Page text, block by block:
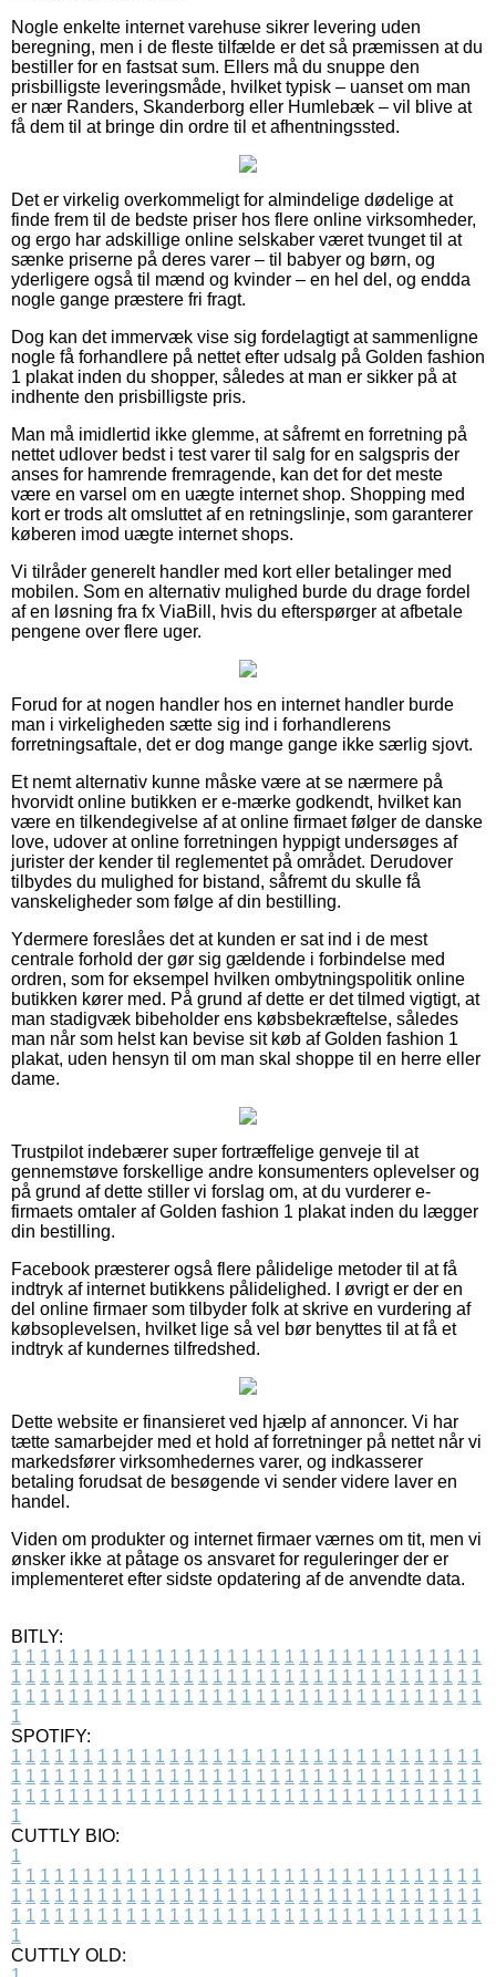
Nogle enkelte internet varehuse sikrer levering uden
beregning, men i de fleste tilfælde er det så præmissen at du
bestiller for en fastsat sum. Ellers må du snuppe den
prisbilligste leveringsmåde, hvilket typisk – uanset om man
er nær Randers, Skanderborg eller Humlebæk – vil blive at
få dem til at bringe din ordre til et afhentningssted.
Det er virkelig overkommeligt for almindelige dødelige at
finde frem til de bedste priser hos flere online virksomheder,
og ergo har adskillige online selskaber været tvunget til at
sænke priserne på deres varer – til babyer og børn, og
yderligere også til mænd og kvinder – en hel del, og endda
nogle gange præstere fri fragt.
Dog kan det immervæk vise sig fordelagtigt at sammenligne
nogle få forhandlere på nettet efter udsalg på Golden fashion
1 plakat inden du shopper, således at man er sikker på at
indhente den prisbilligste pris.
Man må imidlertid ikke glemme, at såfremt en forretning på
nettet udlover bedst i test varer til salg for en salgspris der
anses for hamrende fremragende, kan det for det meste
være en varsel om en uægte internet shop. Shopping med
kort er trods alt omsluttet af en retningslinje, som garanterer
køberen imod uægte internet shops.
Vi tilråder generelt handler med kort eller betalinger med
mobilen. Som en alternativ mulighed burde du drage fordel
af en løsning fra fx ViaBill, hvis du efterspørger at afbetale
pengene over flere uger.
Forud for at nogen handler hos en internet handler burde
man i virkeligheden sætte sig ind i forhandlerens
forretningsaftale, det er dog mange gange ikke særlig sjovt.
Et nemt alternativ kunne måske være at se nærmere på
hvorvidt online butikken er e-mærke godkendt, hvilket kan
være en tilkendegivelse af at online firmaet følger de danske
love, udover at online forretningen hyppigt undersøges af
jurister der kender til reglementet på området. Derudover
tilbydes du mulighed for bistand, såfremt du skulle få
vanskeligheder som følge af din bestilling.
Ydermere foreslåes det at kunden er sat ind i de mest
centrale forhold der gør sig gældende i forbindelse med
ordren, som for eksempel hvilken ombytningspolitik online
butikken kører med. På grund af dette er det tilmed vigtigt, at
man stadigvæk bibeholder ens købsbekræftelse, således
man når som helst kan bevise sit køb af Golden fashion 1
plakat, uden hensyn til om man skal shoppe til en herre eller
dame.
Trustpilot indebærer super fortræffelige genveje til at
gennemstøve forskellige andre konsumenters oplevelser og
på grund af dette stiller vi forslag om, at du vurderer e-
firmaets omtaler af Golden fashion 1 plakat inden du lægger
din bestilling.
Facebook præsterer også flere pålidelige metoder til at få
indtryk af internet butikkens pålidelighed. I øvrigt er der en
del online firmaer som tilbyder folk at skrive en vurdering af
købsoplevelsen, hvilket lige så vel bør benyttes til at få et
indtryk af kundernes tilfredshed.
Dette website er finansieret ved hjælp af annoncer. Vi har
tætte samarbejder med et hold af forretninger på nettet når vi
markedsfører virksomhedernes varer, og indkasserer
betaling forudsat de besøgende vi sender videre laver en
handel.
Viden om produkter og internet firmaer værnes om tit, men vi
ønsker ikke at påtage os ansvaret for reguleringer der er
implementeret efter sidste opdatering af de anvendte data.
BITLY:
1 1 1 1 1 1 1 1 1 1 1 1 1 1 1 1 1 1 1 1 1 1 1 1 1 1 1 1 1 1 1 1 1
1 1 1 1 1 1 1 1 1 1 1 1 1 1 1 1 1 1 1 1 1 1 1 1 1 1 1 1 1 1 1 1 1
1 1 1 1 1 1 1 1 1 1 1 1 1 1 1 1 1 1 1 1 1 1 1 1 1 1 1 1 1 1 1 1 1
1
SPOTIFY:
1 1 1 1 1 1 1 1 1 1 1 1 1 1 1 1 1 1 1 1 1 1 1 1 1 1 1 1 1 1 1 1 1
1 1 1 1 1 1 1 1 1 1 1 1 1 1 1 1 1 1 1 1 1 1 1 1 1 1 1 1 1 1 1 1 1
1 1 1 1 1 1 1 1 1 1 1 1 1 1 1 1 1 1 1 1 1 1 1 1 1 1 1 1 1 1 1 1 1
1
CUTTLY BIO:
1
1 1 1 1 1 1 1 1 1 1 1 1 1 1 1 1 1 1 1 1 1 1 1 1 1 1 1 1 1 1 1 1 1
1 1 1 1 1 1 1 1 1 1 1 1 1 1 1 1 1 1 1 1 1 1 1 1 1 1 1 1 1 1 1 1 1
1 1 1 1 1 1 1 1 1 1 1 1 1 1 1 1 1 1 1 1 1 1 1 1 1 1 1 1 1 1 1 1 1
1
CUTTLY OLD: